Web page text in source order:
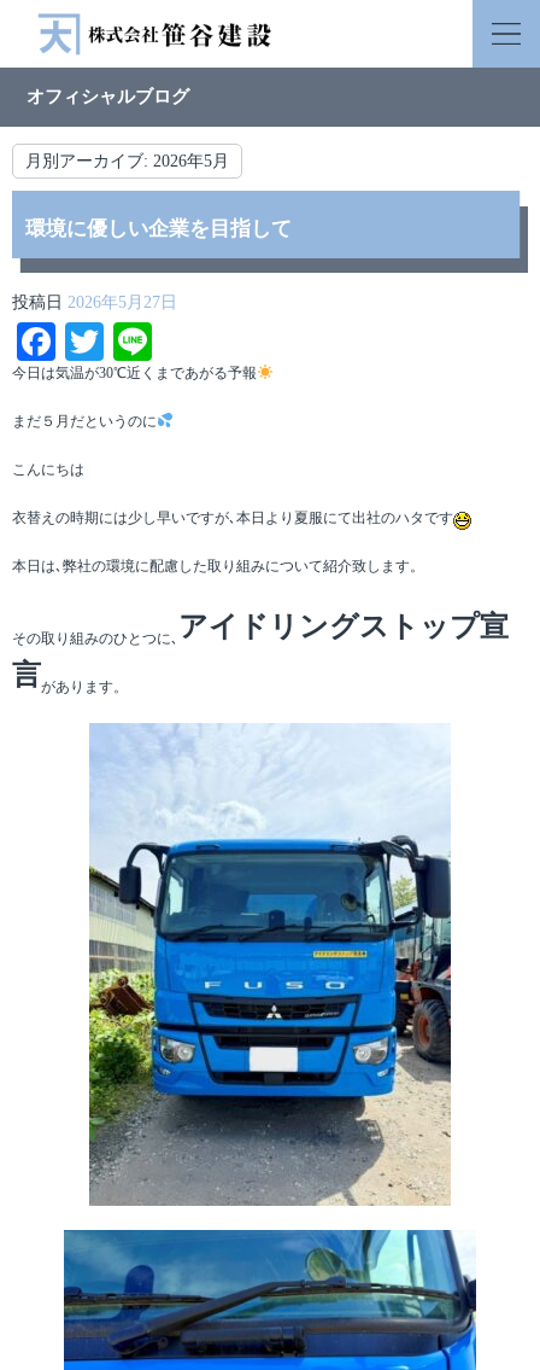
オフィシャルブログ
月別アーカイブ: 2026年5月
環境に優しい企業を目指して
投稿日 2026年5月27日
Facebook
Twitter
今日は気温が30℃近くまであがる予報
まだ５月だというのに
こんにちは
衣替えの時期には少し早いですが､本日より夏服にて出社のハタです
本日は､弊社の環境に配慮した取り組みについて紹介致します。
その取り組みのひとつに､ アイドリングストップ宣
言があります。